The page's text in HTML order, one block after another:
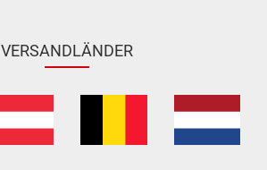
VERSANDLÄNDER